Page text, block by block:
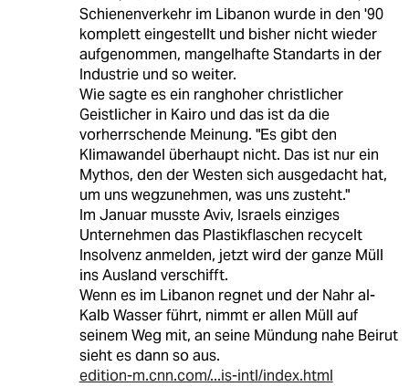
Schienenverkehr im Libanon wurde in den '90
komplett eingestellt und bisher nicht wieder
aufgenommen, mangelhafte Standarts in der
Industrie und so weiter.
Wie sagte es ein ranghoher christlicher
Geistlicher in Kairo und das ist da die
vorherrschende Meinung. "Es gibt den
Klimawandel überhaupt nicht. Das ist nur ein
Mythos, den der Westen sich ausgedacht hat,
um uns wegzunehmen, was uns zusteht."
Im Januar musste Aviv, Israels einziges
Unternehmen das Plastikflaschen recycelt
Insolvenz anmelden, jetzt wird der ganze Müll
ins Ausland verschifft.
Wenn es im Libanon regnet und der Nahr al-
Kalb Wasser führt, nimmt er allen Müll auf
seinem Weg mit, an seine Mündung nahe Beirut
sieht es dann so aus.
edition-m.cnn.com/...is-intl/index.html